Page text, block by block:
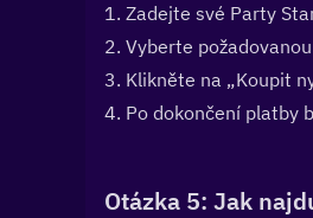
1. Zadejte své Party
2. Vyberte
3. Klikněte na „Koupit
4. Po dokončení platby
Otázka 5: Jak